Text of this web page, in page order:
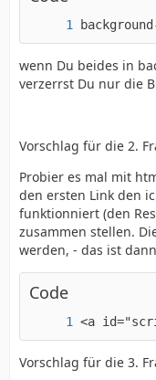
wenn Du beides in
verzerrst Du nur die
Vorschlag für die 2.
Probier es mal mit
den ersten Link den
funktionniert (den
zusammen stellen.
werden, - das ist dann
Code
<a
Vorschlag für die 3.